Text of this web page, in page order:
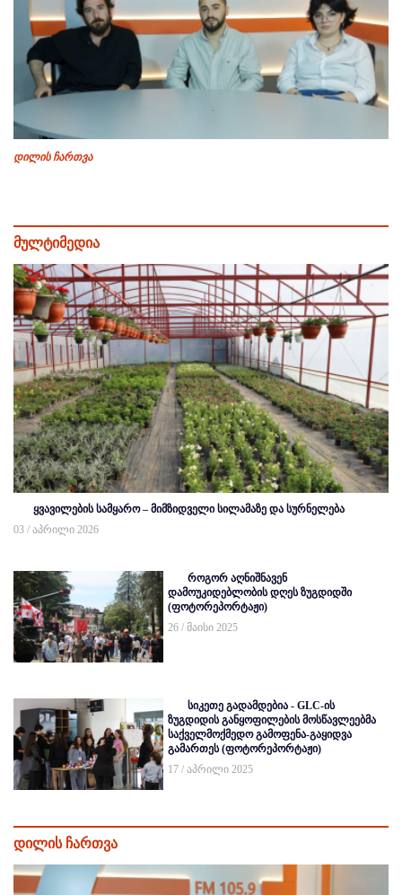
დილის ჩართვა
მულტიმედია
ყვავილების სამყარო – მიმზიდველი სილამაზე და სურნელება
03 / აპრილი 2026
როგორ აღნიშნავენ
დამოუკიდებლობის დღეს ზუგდიდში
(ფოტორეპორტაჟი)
26 / მაისი 2025
სიკეთე გადამდებია - GLC-ის
ზუგდიდის განყოფილების მოსწავლეებმა
საქველმოქმედო გამოფენა-გაყიდვა
გამართეს (ფოტორეპორტაჟი)
17 / აპრილი 2025
დილის ჩართვა